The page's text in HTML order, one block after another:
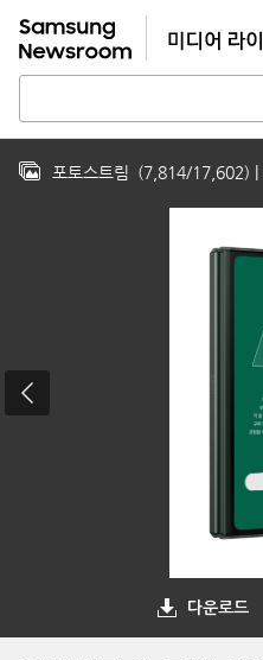
포토스트림 (7,814/17,602)
다운로드